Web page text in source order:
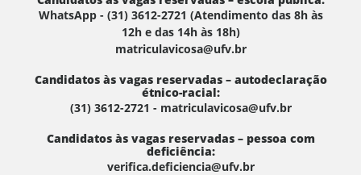
WhatsApp - (31) 3612-2721 (Atendimento das 8h às
12h e das 14h às 18h)
matriculavicosa@ufv.br
Candidatos às vagas reservadas – autodeclaração
étnico-racial:
(31) 3612-2721 - matriculavicosa@ufv.br
Candidatos às vagas reservadas – pessoa com
deficiência:
verifica.deficiencia@ufv.br